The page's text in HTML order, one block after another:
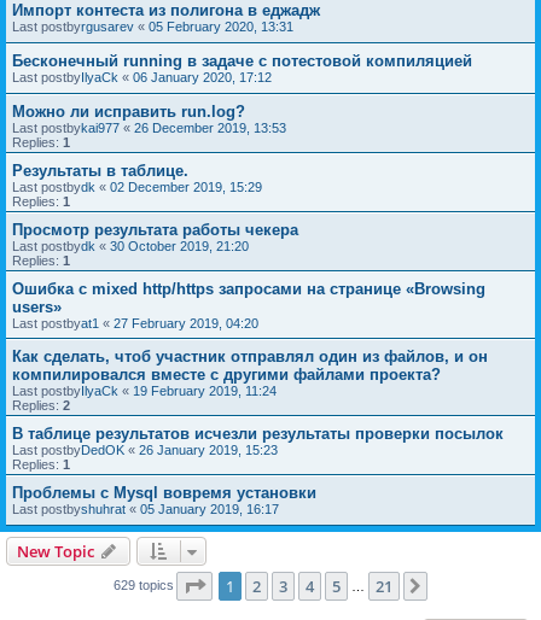
Импорт контеста из полигона в еджадж
Last postbyrgusarev « 05 February 2020, 13:31
Бесконечный running в задаче с потестовой компиляцией
Last postbyIlyaCk « 06 January 2020, 17:12
Можно ли исправить run.log?
Last postbykai977 « 26 December 2019, 13:53
Replies: 1
Результаты в таблице.
Last postbydk « 02 December 2019, 15:29
Replies: 1
Просмотр результата работы чекера
Last postbydk « 30 October 2019, 21:20
Replies: 1
Ошибка с mixed http/https запросами на странице «Browsing
users»
Last postbyat1 « 27 February 2019, 04:20
Как сделать, чтоб участник отправлял один из файлов, и он
компилировался вместе с другими файлами проекта?
Last postbyIlyaCk « 19 February 2019, 11:24
Replies: 2
В таблице результатов исчезли результаты проверки посылок
Last postbyDedOK « 26 January 2019, 15:23
Replies: 1
Проблемы с Mysql вовремя установки
Last postbyshuhrat « 05 January 2019, 16:17
New Topic
629 topics Page 1of 21
1 2 3 4 5 21